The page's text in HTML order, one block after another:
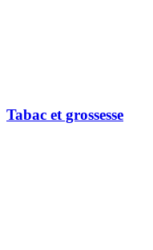
Tabac et grossesse